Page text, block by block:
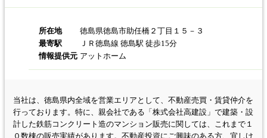
所在地
徳島県徳島市助任橋２丁目１５－３
最寄駅
ＪＲ徳島線 徳島駅 徒歩15分
情報提供元 アットホーム
当社は、徳島県内全域を営業エリアとして、不動産売買・賃貸仲介を
行っております。特に、親会社である「株式会社高建設」で建築・設
計した鉄筋コンクリート造のマンション販売に関しては、これまで１
０数棟の販売実績があります。不動産投資にご興味のある方、宜しけ